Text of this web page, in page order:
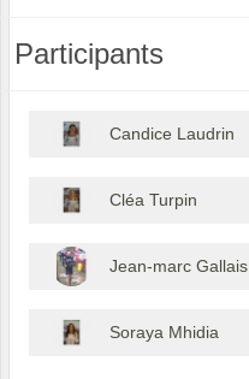
Participants
Candice Laudrin
Cléa Turpin
Jean-marc Gallais
Soraya Mhidia